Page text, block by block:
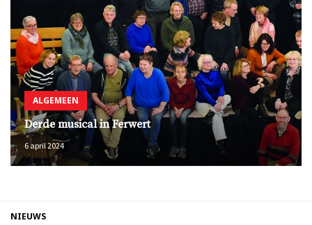
ALGEMEEN
Derde musical in Ferwert
6 april 2024
NIEUWS